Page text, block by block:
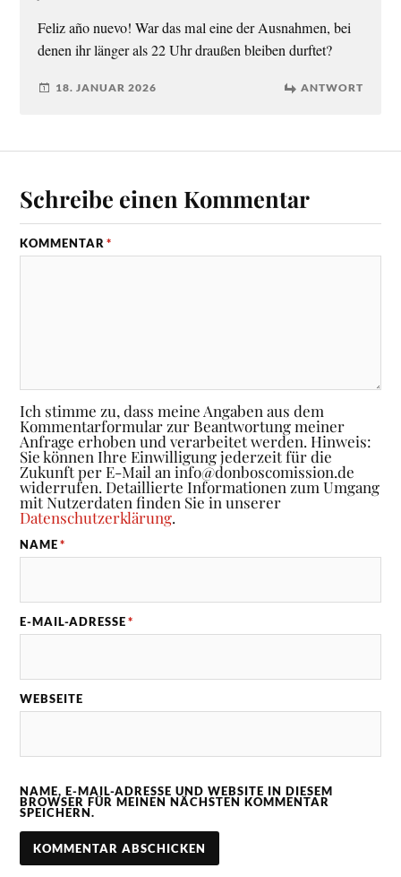
Feliz año nuevo! War das mal eine der Ausnahmen, bei
denen ihr länger als 22 Uhr draußen bleiben durftet?
18. JANUAR 2026 ANTWORT
Schreibe einen Kommentar
KOMMENTAR *
Ich stimme zu, dass meine Angaben aus dem
Kommentarformular zur Beantwortung meiner
Anfrage erhoben und verarbeitet werden. Hinweis:
Sie können Ihre Einwilligung jederzeit für die
Zukunft per E-Mail an info@donboscomission.de
widerrufen. Detaillierte Informationen zum Umgang
mit Nutzerdaten finden Sie in unserer
Datenschutzerklärung.
NAME *
E-MAIL-ADRESSE *
WEBSEITE
NAME, E-MAIL-ADRESSE UND WEBSITE IN DIESEM
BROWSER FÜR MEINEN NÄCHSTEN KOMMENTAR
SPEICHERN.